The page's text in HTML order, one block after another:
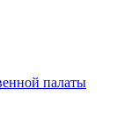
палаты